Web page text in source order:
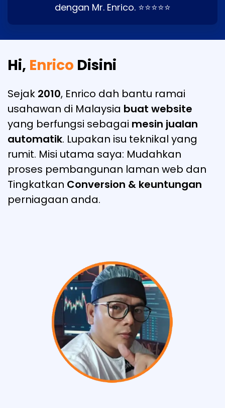
dengan Mr. Enrico. ⭐⭐⭐⭐⭐
Hi, Enrico Disini
Sejak 2010, Enrico dah bantu ramai
usahawan di Malaysia buat website
yang berfungsi sebagai mesin jualan
automatik. Lupakan isu teknikal yang
rumit. Misi utama saya: Mudahkan
proses pembangunan laman web dan
Tingkatkan Conversion & keuntungan
perniagaan anda.